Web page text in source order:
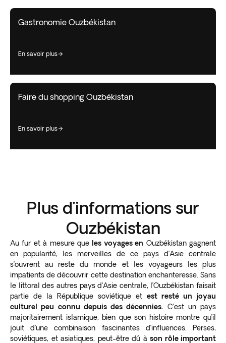
Gastronomie Ouzbékistan
en savoir plus
Faire du shopping Ouzbékistan
en savoir plus
Plus d'informations sur
Ouzbékistan
Au fur et à mesure que les voyages en Ouzbékistan gagnent
en popularité, les merveilles de ce pays d’Asie centrale
s’ouvrent au reste du monde et les voyageurs les plus
impatients de découvrir cette destination enchanteresse. Sans
le littoral des autres pays d’Asie centrale, l’Ouzbékistan faisait
partie de la République soviétique et est resté un joyau
culturel peu connu depuis des décennies. C’est un pays
majoritairement islamique, bien que son histoire montre qu’il
jouit d’une combinaison fascinantes d’influences. Perses,
soviétiques, et asiatiques, peut-être dû à son rôle important